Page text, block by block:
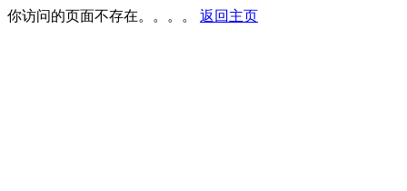
你访问的页面不存在。。。。 返回主页